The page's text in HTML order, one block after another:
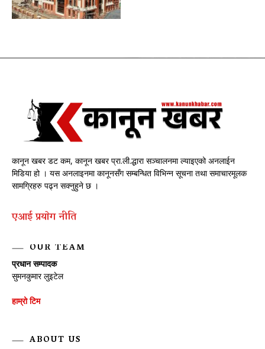
कानून खबर डट कम, कानून खबर प्रा.ली.द्धारा सञ्चालनमा ल्याइएको अनलाईन
मिडिया हो । यस अनलाइनमा कानूनसँग सम्बन्धित विभिन्न सूचना तथा समाचारमूलक
सामग्रिहरु पढ्न सक्नुहुने छ ।
एआई प्रयाेग नीति
OUR TEAM
प्रधान सम्पादक
सुमनकुमार लुइटेल
हाम्रो टिम
ABOUT US